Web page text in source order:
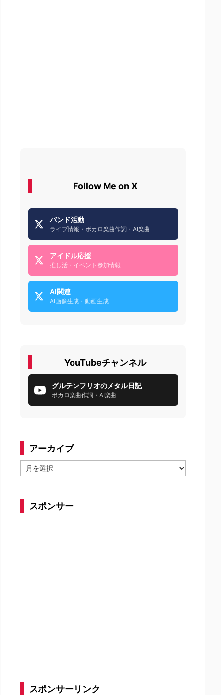
Follow Me on X
バンド活動
ライブ情報・ボカロ楽曲作詞・AI楽曲
アイドル応援
推し活・イベント参加情報
AI関連
AI画像生成・動画生成
YouTubeチャンネル
グルテンフリオのメタル日記
ボカロ楽曲作詞・AI楽曲
アーカイブ
ー
スポンサー
スポンサーリンク